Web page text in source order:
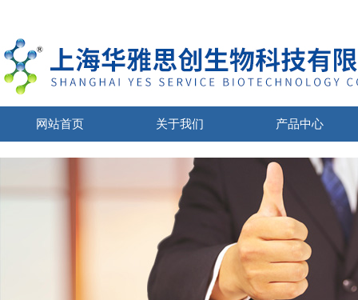
网站首页 关于我们 产品中心